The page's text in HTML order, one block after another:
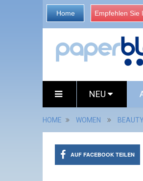
Home Empfehlen Sie
NEU
HOME WOMEN BEAUTY
AUF FACEBOOK TEILEN